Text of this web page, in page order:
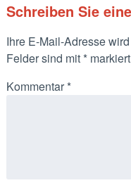
Schreiben Sie
Ihre E-Mail-Adresse
Felder sind mit *markiert
Kommentar *